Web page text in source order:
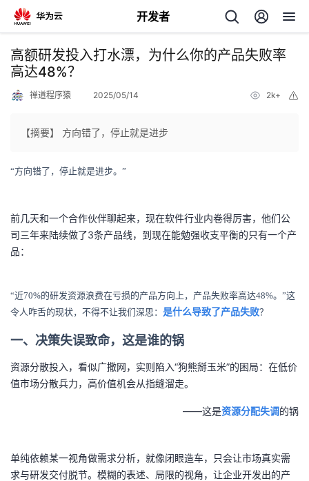
开发者
返
回
个
主
的
发
我
客
论
的
我
高额研发投入打水漂，为什么你的产品失败率
高达48%？
禅道程序猿 2025/05/14 2k+
【摘要】 方向错了，停止就是进步
“方向错了，停止就是进步。”
前几天和一个合作伙伴聊起来，现在软件行业内卷得厉害，他们公
司三年来陆续做了3条产品线，到现在能勉强收支平衡的只有一个产
品：
“近70%的研发资源浪费在亏损的产品方向上，产品失败率高达48%。”这
令人咋舌的现状，不得不让我们深思： 是什么导致了产品失败？
一、决策失误致命，这是谁的锅
资源分散投入，看似广撒网，实则陷入“狗熊掰玉米”的困局：在低价
值市场分散兵力，高价值机会从指缝溜走。
——这是资源分配失调的锅
单纯依赖某一视角做需求分析，就像闭眼造车，只会让市场真实需
求与研发交付脱节。模糊的表述、局限的视角，让企业开发出的产